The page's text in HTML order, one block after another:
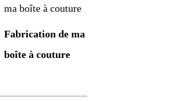
Fabrication de ma
boîte à couture